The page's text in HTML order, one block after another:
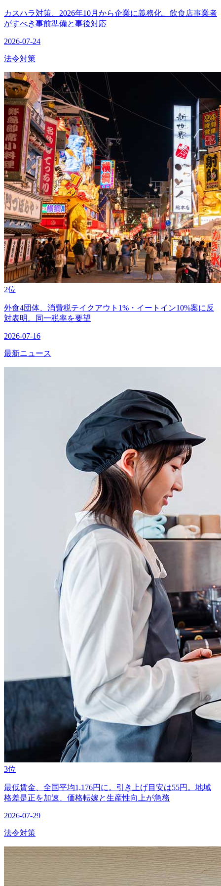
カスハラ対策、2026年10月から企業に義務化。飲食店事業者
がすべき事前準備と事後対応
2026-07-24
法令対策
2位
外食4団体、消費税テイクアウト1%・イートイン10%案に反
対表明。同一税率を要望
2026-07-16
最新ニュース
3位
最低賃金、全国平均1,176円に。引き上げ目安は55円。地域
格差是正を加速、価格転嫁と生産性向上が急務
2026-07-29
法令対策